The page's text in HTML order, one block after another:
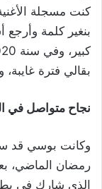
كنت مسجلة
بنغير كلمة
بقالي فترة
نجاح متواصل في
وكانت بوسي قد
رمضان الماضي،
الذي شارك في